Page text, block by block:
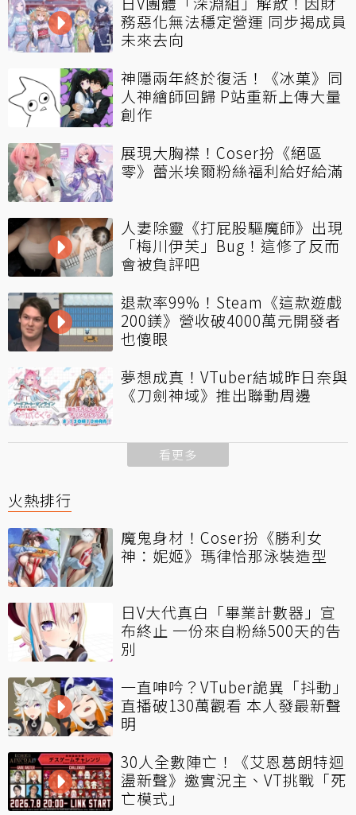
務惡化無法穩定營運 同步揭成員
未來去向
神隱兩年終於復活！《冰菓》同
人神繪師回歸 P站重新上傳大量
創作
展現大胸襟！Coser扮《絕區
零》蕾米埃爾粉絲福利給好給滿
人妻除靈《打屁股驅魔師》出現
「梅川伊芙」Bug！這修了反而
會被負評吧
退款率99%！Steam《這款遊戲
200鎂》營收破4000萬元開發者
也傻眼
夢想成真！VTuber結城昨日奈與
《刀劍神域》推出聯動周邊
看更多
火熱排行
魔鬼身材！Coser扮《勝利女
神：妮姬》瑪律恰那泳裝造型
日V大代真白「畢業計數器」宣
布終止 一份來自粉絲500天的告
別
一直呻吟？VTuber詭異「抖動」
直播破130萬觀看 本人發最新聲
明
30人全數陣亡！《艾恩葛朗特迴
盪新聲》邀實況主、VT挑戰「死
亡模式」